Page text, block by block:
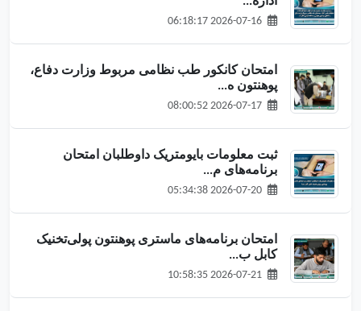
امتحان کانکور طب نظامی مربوط وزارت دفاع،
پوهنتون ه...
ثبت معلومات بایومتریک داوطلبان امتحان
برنامه‌های م...
امتحان برنامه‌های ماستری پوهنتون پولی‌تخنیک
کابل ب...